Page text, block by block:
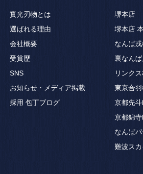
實光刃物とは
選ばれる理由
会社概要
受賞歴
SNS
お知らせ・メディア掲載
採用 包丁ブログ
堺本店
堺本店
なんば
裏なん
リンク
東京合
京都先
京都錦
なんば
難波ス